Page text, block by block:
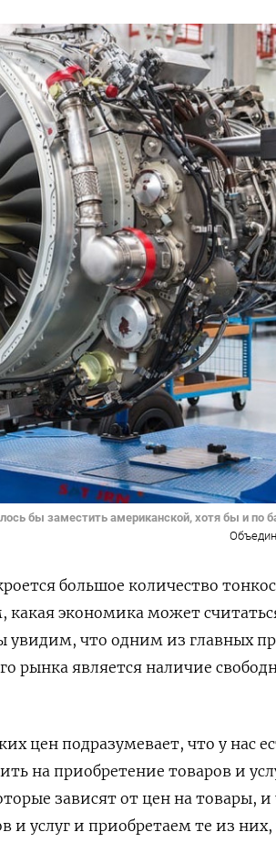
бы заместить американской, хотя бы и по
большое количество
какая экономика может
увидим, что одним из главных
рынка является наличие
цен подразумевает, что у нас
на приобретение товаров и
зависят от цен на товары,
и услуг и приобретаем те из